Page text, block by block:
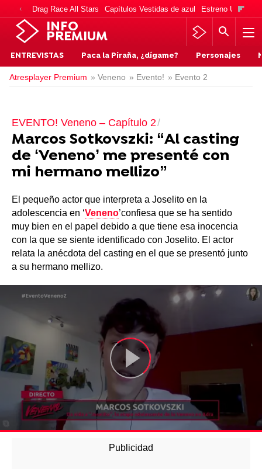
Drag Race All Stars Capítulos Vestidas de azul Estreno Una
INFO
PREMIUM
ENTREVISTAS Paca la Piraña, ¿dígame? Personajes
Atresplayer Premium » Veneno » Evento! » Evento 2
EVENTO! Veneno – Capítulo 2
Marcos Sotkovszki: “Al casting
de ‘Veneno’ me presenté con
mi hermano mellizo”
El pequeño actor que interpreta a Joselito en la
adolescencia en ‘Veneno’confiesa que se ha sentido
muy bien en el papel debido a que tiene esa inocencia
con la que se siente identificado con Joselito. El actor
relata la anécdota del casting en el que se presentó junto
a su hermano mellizo.